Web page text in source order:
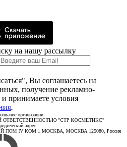
на нашу рассылку
Вы соглашаетесь на
получение рекламно-
принимаете условия
.
организации:
ОТВЕТСТВЕННОСТЬЮ "СТР КОСМЕТИКС"
адрес:
IV КОМ 1 МОСКВА, МОСКВА 125080, Россия